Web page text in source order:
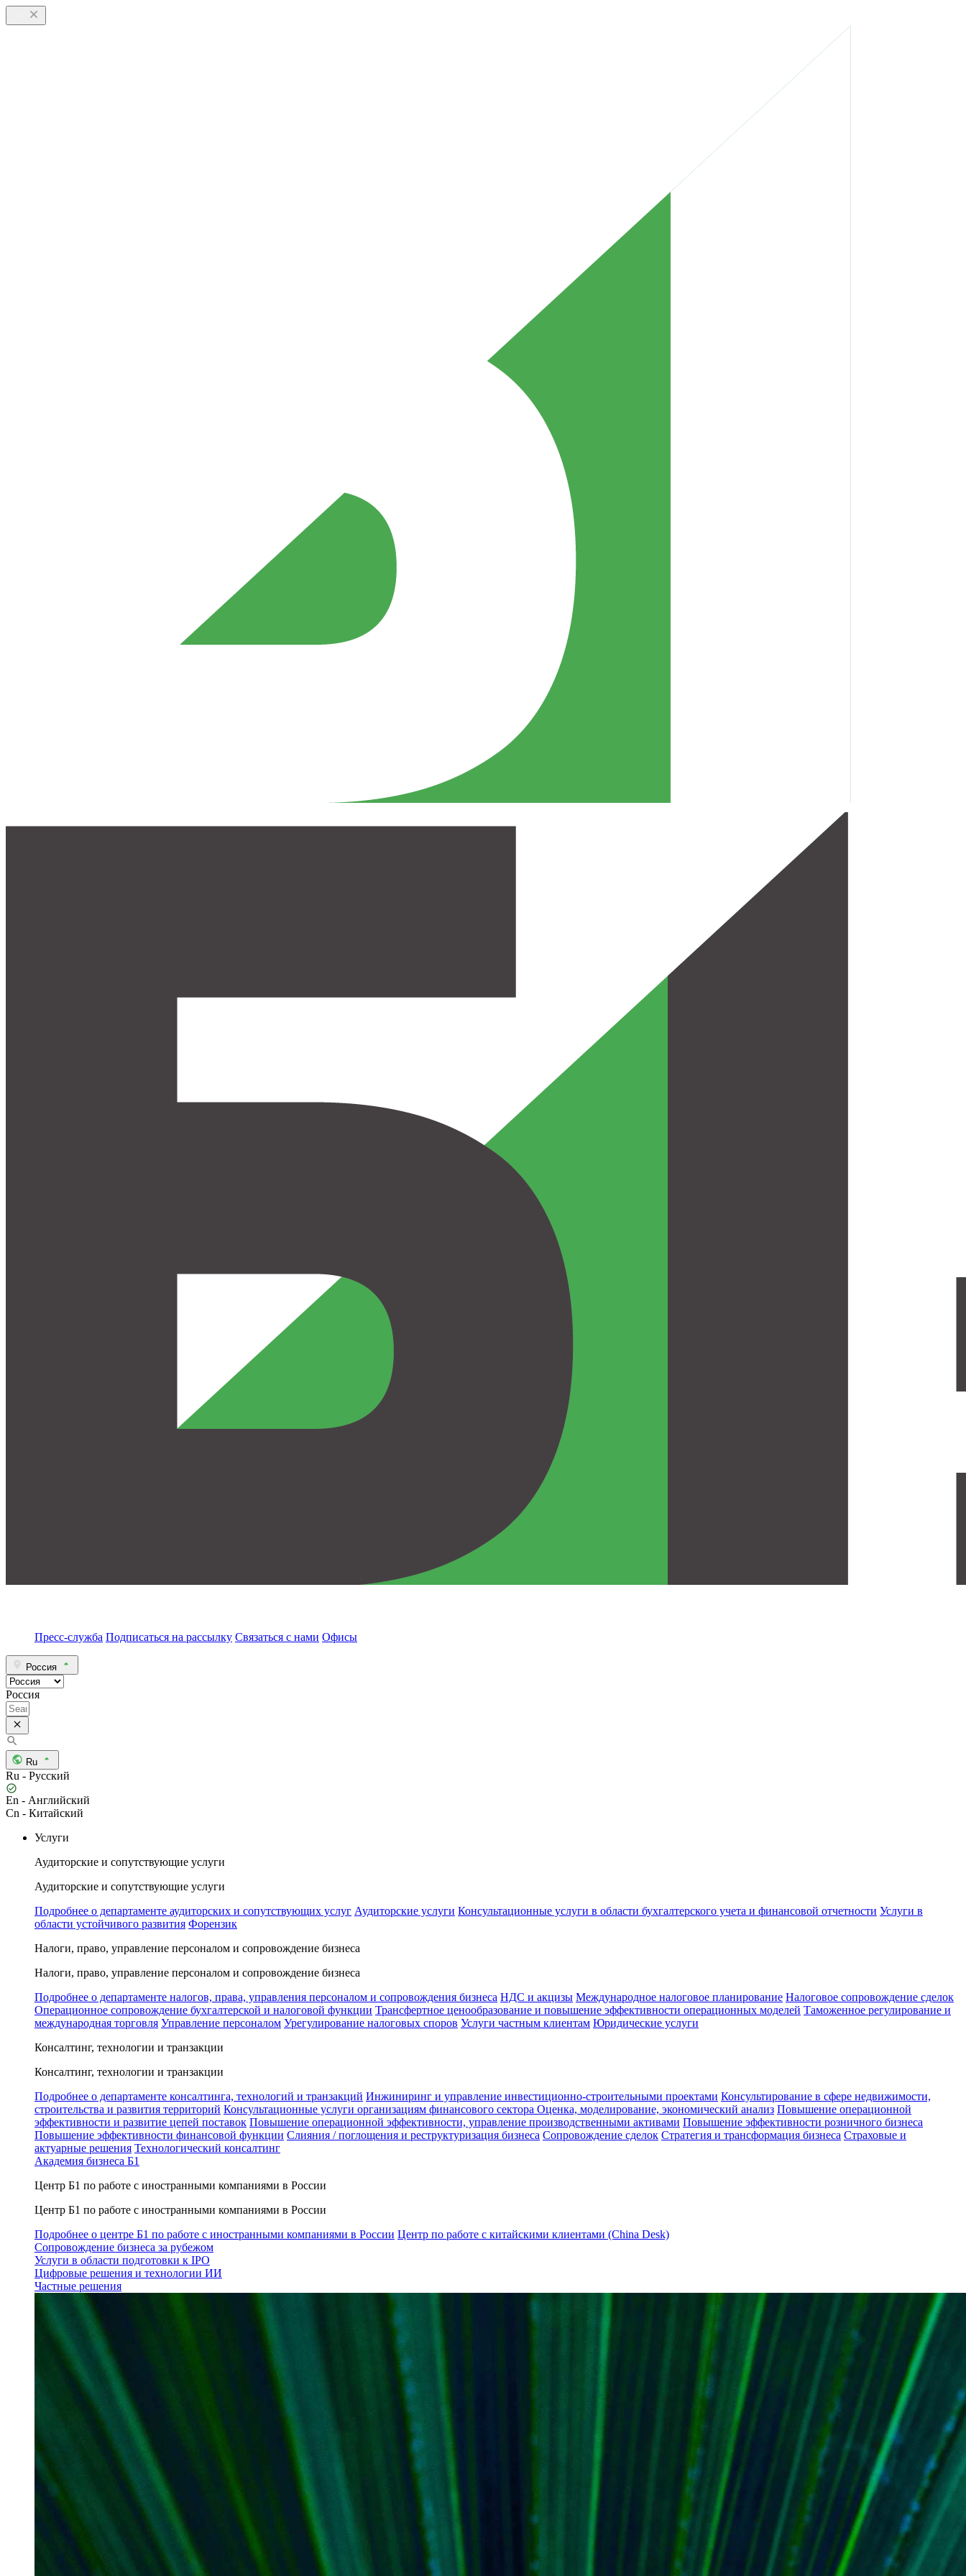
Пресс-служба Подписаться на рассылку Связаться с нами Офисы
Россия
Россия
Ru
Ru - Русский
En - Английский
Cn - Китайский
Услуги
Аудиторские и сопутствующие услуги
Аудиторские и сопутствующие услуги
Подробнее о департаменте аудиторских и сопутствующих услуг Аудиторские услуги Консультационные услуги в области бухгалтерского учета и финансовой отчетности Услуги в
области устойчивого развития Форензик
Налоги, право, управление персоналом и сопровождение бизнеса
Налоги, право, управление персоналом и сопровождение бизнеса
Подробнее о департаменте налогов, права, управления персоналом и сопровождения бизнеса НДС и акцизы Международное налоговое планирование Налоговое сопровождение сделок
Операционное сопровождение бухгалтерской и налоговой функции Трансфертное ценообразование и повышение эффективности операционных моделей Таможенное регулирование и
международная торговля Управление персоналом Урегулирование налоговых споров Услуги частным клиентам Юридические услуги
Консалтинг, технологии и транзакции
Консалтинг, технологии и транзакции
Подробнее о департаменте консалтинга, технологий и транзакций Инжиниринг и управление инвестиционно-строительными проектами Консультирование в сфере недвижимости,
строительства и развития территорий Консультационные услуги организациям финансового сектора Оценка, моделирование, экономический анализ Повышение операционной
эффективности и развитие цепей поставок Повышение операционной эффективности, управление производственными активами Повышение эффективности розничного бизнеса
Повышение эффективности финансовой функции Слияния / поглощения и реструктуризация бизнеса Сопровождение сделок Стратегия и трансформация бизнеса Страховые и
актуарные решения Технологический консалтинг
Академия бизнеса Б1
Центр Б1 по работе с иностранными компаниями в России
Центр Б1 по работе с иностранными компаниями в России
Подробнее о центре Б1 по работе с иностранными компаниями в России Центр по работе с китайскими клиентами (China Desk)
Сопровождение бизнеса за рубежом
Услуги в области подготовки к IPO
Цифровые решения и технологии ИИ
Частные решения